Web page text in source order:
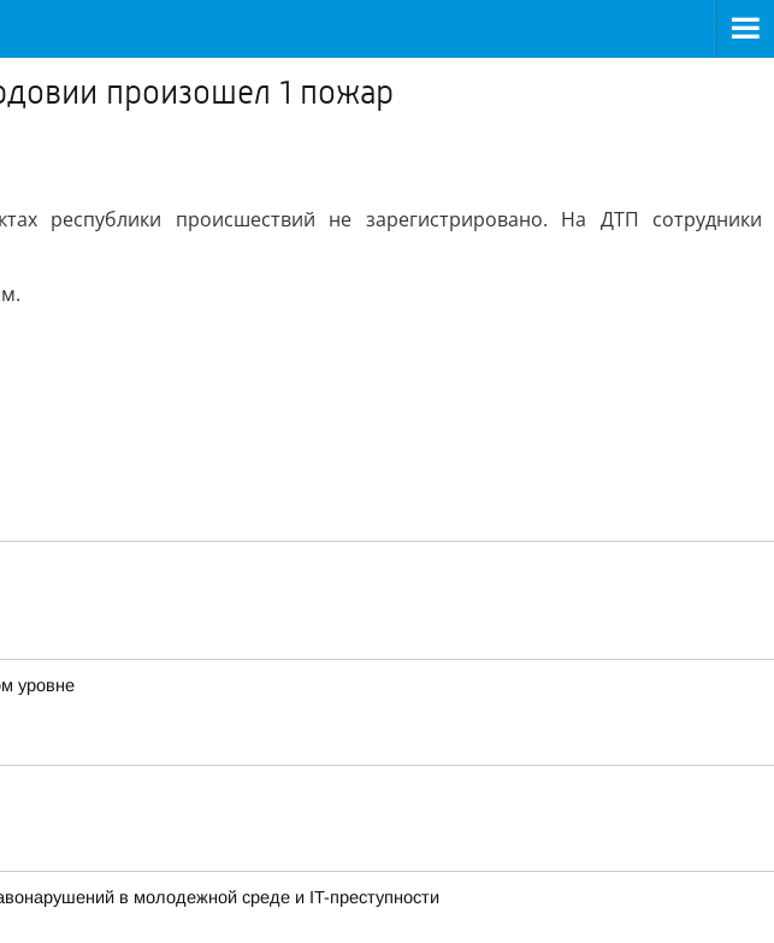
произошел 1 пожар
республики происшествий не зарегистрировано. На ДТП сотрудники
уровне
в молодежной среде и IT-преступности